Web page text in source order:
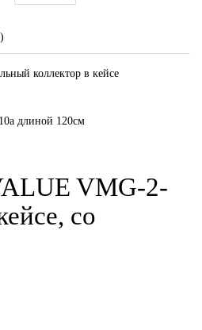
коллектор в кейсе
длиной 120см
VMG-2-
со